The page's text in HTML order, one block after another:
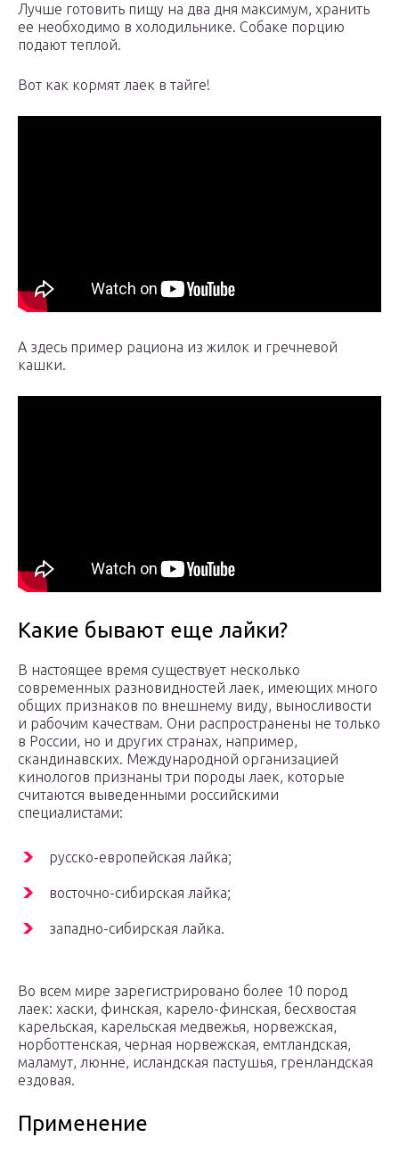
Лучше готовить пищу на два дня максимум, хранить
ее необходимо в холодильнике. Собаке порцию
подают теплой.
Вот как кормят лаек в тайге!
А здесь пример рациона из жилок и гречневой
кашки.
Какие бывают еще лайки?
В настоящее время существует несколько
современных разновидностей лаек, имеющих много
общих признаков по внешнему виду, выносливости
и рабочим качествам. Они распространены не только
в России, но и других странах, например,
скандинавских. Международной организацией
кинологов признаны три породы лаек, которые
считаются выведенными российскими
специалистами:
русско-европейская лайка;
восточно-сибирская лайка;
западно-сибирская лайка.
Во всем мире зарегистрировано более 10 пород
лаек: хаски, финская, карело-финская, бесхвостая
карельская, карельская медвежья, норвежская,
норботтенская, черная норвежская, емтландская,
маламут, люнне, исландская пастушья, гренландская
ездовая.
Применение